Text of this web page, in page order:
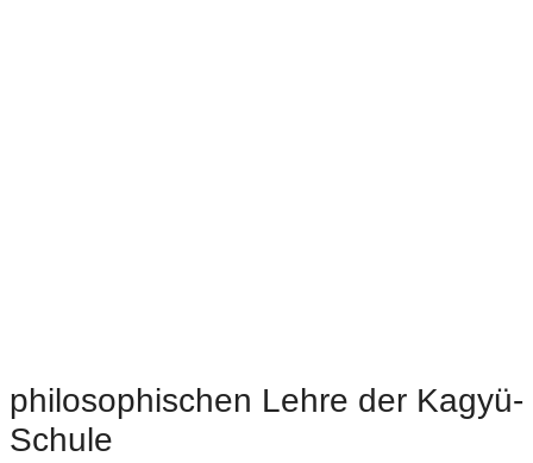
philosophischen Lehre der Kagyü-
Schule